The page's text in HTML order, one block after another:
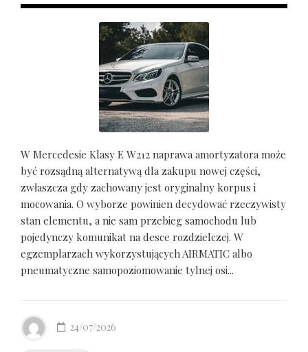
W Mercedesie Klasy E W212 naprawa amortyzatora może
być rozsądną alternatywą dla zakupu nowej części,
zwłaszcza gdy zachowany jest oryginalny korpus i
mocowania. O wyborze powinien decydować rzeczywisty
stan elementu, a nie sam przebieg samochodu lub
pojedynczy komunikat na desce rozdzielczej. W
egzemplarzach wykorzystujących AIRMATIC albo
pneumatyczne samopoziomowanie tylnej osi...
24/07/2026